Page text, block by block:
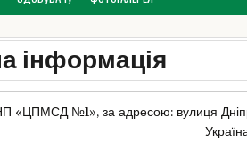
інформація
«ЦПМСД №1», за адресою: вулиця